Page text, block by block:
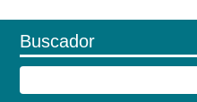
Buscador